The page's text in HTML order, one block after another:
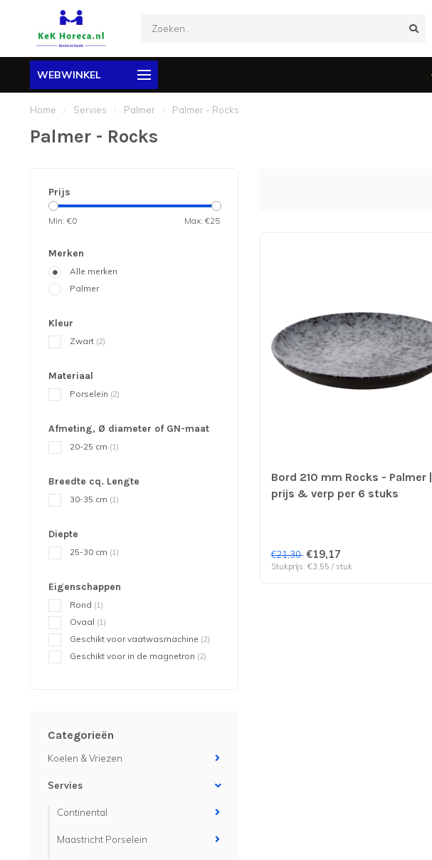
WEBWINKEL
Home / Servies / Palmer / Palmer - Rocks
Palmer - Rocks
Prijs
Min: €0 Max: €25
Merken
Alle merken
Palmer
Kleur
Zwart (2)
Materiaal
Porselein (2)
Afmeting, Ø diameter of GN-maat
20-25 cm (1)
Breedte cq. Lengte
30-35 cm (1)
Diepte
25-30 cm (1)
Eigenschappen
Rond (1)
Ovaal (1)
Geschikt voor vaatwasmachine (2)
Geschikt voor in de magnetron (2)
Categorieën
Koelen & Vriezen
Servies
Continental
Maastricht Porselein
Bord 210 mm Rocks - Palmer |
prijs & verp per 6 stuks
€21,30 €19,17
Stukprijs: €3,55 / stuk